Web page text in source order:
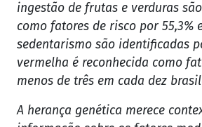
ingestão de frutas e verduras
como fatores de risco por 55,3%
sedentarismo são identificadas
vermelha é reconhecida como
menos de três em cada dez
A herança genética merece